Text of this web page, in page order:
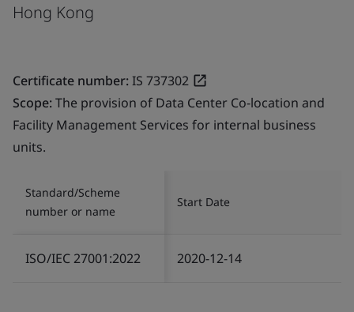
Hong Kong
Certificate number:IS 737302
Scope:The provision of Data Center Co-location and
Facility Management Services for internal business
units.
Standard/Scheme
number or name
Start Date
ISO/IEC 27001:2022 2020-12-14